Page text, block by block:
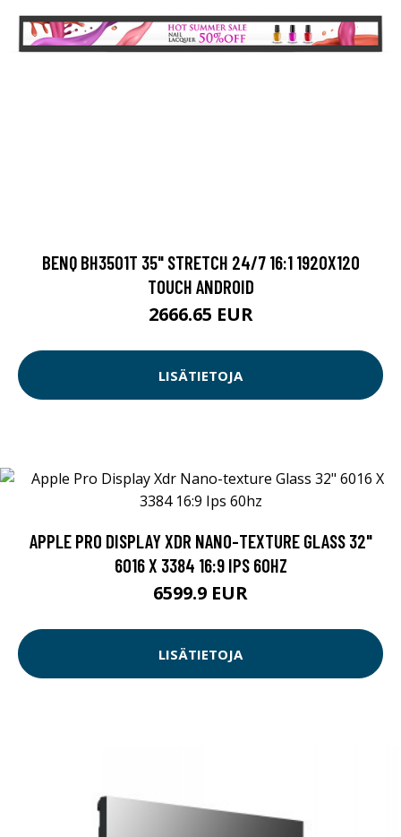
BENQ BH3501T 35" STRETCH 24/7 16:1 1920X120
TOUCH ANDROID
2666.65 EUR
LISÄTIETOJA
APPLE PRO DISPLAY XDR NANO-TEXTURE GLASS 32"
6016 X 3384 16:9 IPS 60HZ
6599.9 EUR
LISÄTIETOJA